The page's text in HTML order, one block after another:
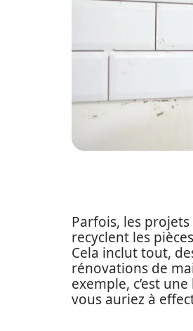
Parfois, les
recyclent les
Cela inclut tout,
rénovations de
exemple, c’est
vous auriez à